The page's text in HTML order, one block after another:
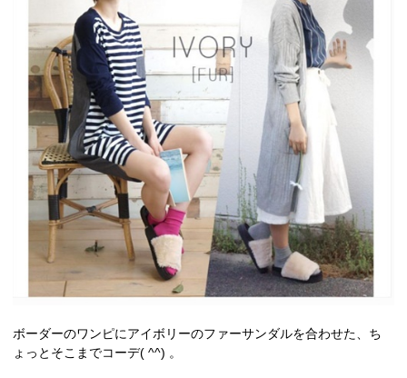
ボーダーのワンピにアイボリーのファーサンダルを合わせた、ち
ょっとそこまでコーデ( ^^) 。